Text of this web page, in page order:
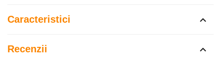
Caracteristici
Recenzii